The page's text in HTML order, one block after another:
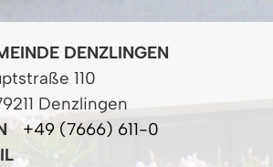
DENZLINGEN
110
Denzlingen
+49 (7666) 611-0